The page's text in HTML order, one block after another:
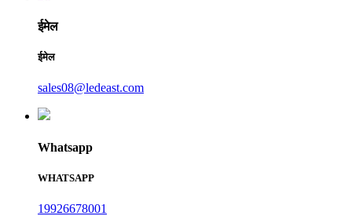
ईमेल
ईमेल
sales08@ledeast.com
Whatsapp
WHATSAPP
19926678001